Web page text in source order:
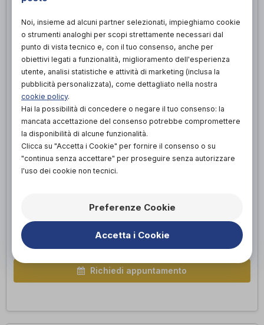
PLANTARE PER SPORTIVO
Un plantare su misura correttivo per sportivi è progettato per
distribuzione del peso durante l'attività sportiva, riducendo il
stabilità e l'equilibrio e assorbendo gli urti. Sono realizzati con
materiali leggeri, resistenti e traspiranti per garantire comfort,
durata e prestazioni ottimali.
Richiedi appuntamento
Noi, insieme ad alcuni partner selezionati, impieghiamo cookie
o strumenti analoghi per scopi strettamente necessari dal
punto di vista tecnico e, con il tuo consenso, anche per
obiettivi legati a funzionalità, miglioramento dell'esperienza
utente, analisi statistiche e attività di marketing (inclusa la
pubblicità personalizzata), come dettagliato nella nostra
cookie policy.
Hai la possibilità di concedere o negare il tuo consenso: la
mancata accettazione del consenso potrebbe compromettere
la disponibilità di alcune funzionalità.
Clicca su "Accetta i Cookie" per fornire il consenso o su
"continua senza accettare" per proseguire senza autorizzare
l'uso dei cookie non tecnici.
Preferenze Cookie
Accetta i Cookie